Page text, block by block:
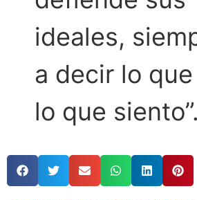
ideales,
a decir lo
lo que siento”.